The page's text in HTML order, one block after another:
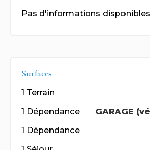
Pas d'informations disponibles
Surfaces
1 Terrain
1 Dépendance
GARAGE
1 Dépendance